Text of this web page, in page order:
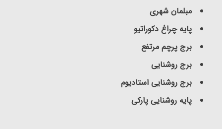
مبلمان شهری
پایه چراغ دکوراتیو
برج پرچم مرتفع
برج روشنایی
برج روشنایی استادیوم
پایه روشنایی پارکی